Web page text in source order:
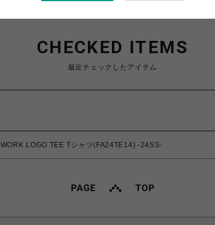
CHECKED ITEMS
最近チェックしたアイテム
LOGO TEE Tシャツ(FA24TE14) -24SS-